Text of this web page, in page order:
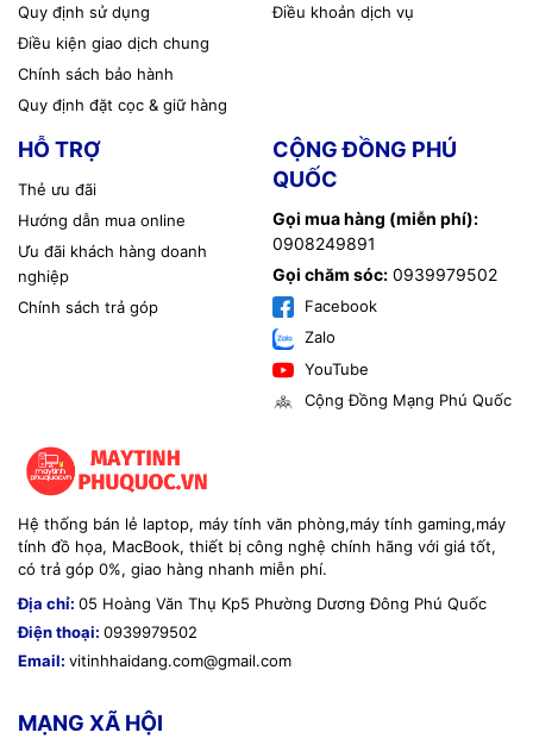
Quy định sử dụng
Điều kiện giao dịch chung
Chính sách bảo hành
Quy định đặt cọc & giữ hàng
Điều khoản dịch vụ
HỖ TRỢ
Thẻ ưu đãi
Hướng dẫn mua online
Ưu đãi khách hàng doanh
nghiệp
Chính sách trả góp
CỘNG ĐỒNG PHÚ
QUỐC
Gọi mua hàng (miễn phí):
0908249891
Gọi chăm sóc: 0939979502
Facebook
Zalo
YouTube
Cộng Đồng Mạng Phú Quốc
Hệ thống bán lẻ laptop, máy tính văn phòng,máy tính gaming,máy
tính đồ họa, MacBook, thiết bị công nghệ chính hãng với giá tốt,
có trả góp 0%, giao hàng nhanh miễn phí.
Địa chỉ: 05 Hoàng Văn Thụ Kp5 Phường Dương Đông Phú Quốc
Điện thoại: 0939979502
Email: vitinhhaidang.com@gmail.com
MẠNG XÃ HỘI